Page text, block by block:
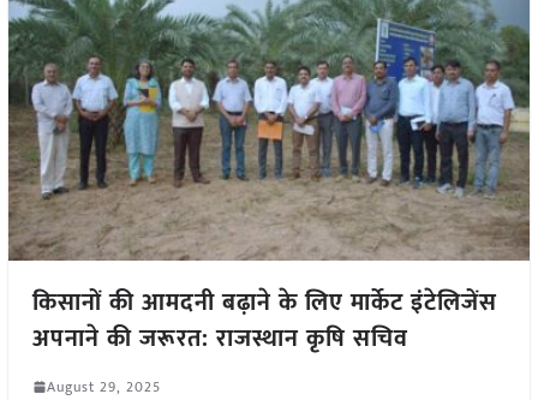
किसानों की आमदनी बढ़ाने के लिए मार्केट इंटेलिजेंस
अपनाने की जरूरत: राजस्थान कृषि सचिव
August 29, 2025